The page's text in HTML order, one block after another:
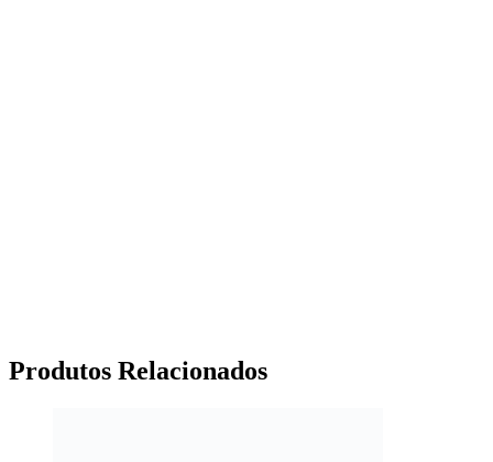
Produtos Relacionados